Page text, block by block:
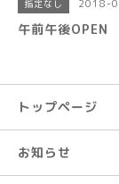
指定なし 2018-
午前午後OPEN
トップページ
お知らせ